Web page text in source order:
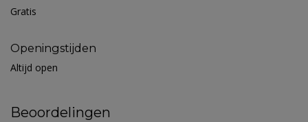
Gratis
Openingstijden
Altijd open
Beoordelingen